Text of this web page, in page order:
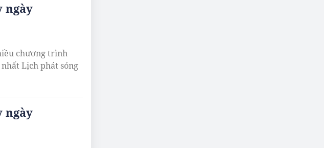
ngày
chương trình
Lịch phát sóng
ngày